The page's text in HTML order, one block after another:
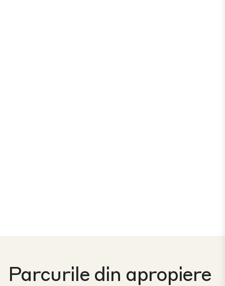
Parcurile din apropiere